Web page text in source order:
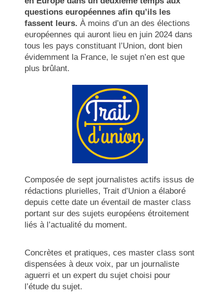
questions européennes afin qu’ils les
fassent leurs. À moins d’un an des élections
européennes qui auront lieu en juin 2024 dans
tous les pays constituant l’Union, dont bien
évidemment la France, le sujet n’en est que
plus brûlant.
Composée de sept journalistes actifs issus de
rédactions plurielles, Trait d’Union a élaboré
depuis cette date un éventail de master class
portant sur des sujets européens étroitement
liés à l’actualité du moment.
Concrètes et pratiques, ces master class sont
dispensées à deux voix, par un journaliste
aguerri et un expert du sujet choisi pour
l’étude du sujet.